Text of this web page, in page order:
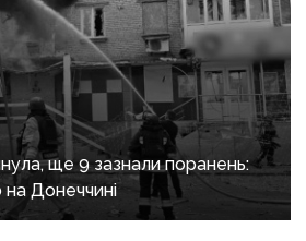
ще 9 зазнали поранень:
на Донеччині